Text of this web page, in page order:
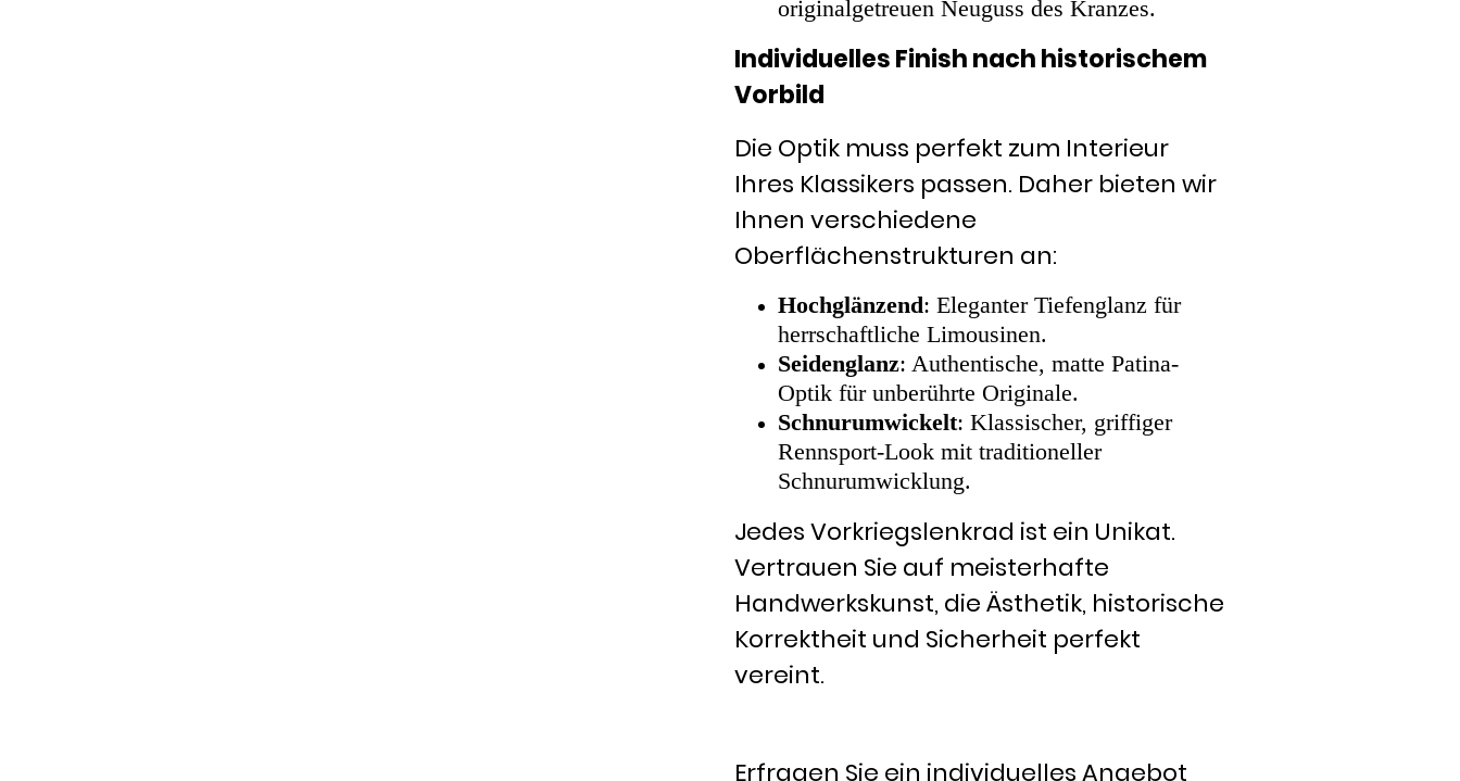
originalgetreuen Neuguss des Kranzes.
Individuelles Finish nach historischem
Vorbild
Die Optik muss perfekt zum Interieur
Ihres Klassikers passen. Daher bieten wir
Ihnen verschiedene
Oberflächenstrukturen an:
Hochglänzend: Eleganter Tiefenglanz für
herrschaftliche Limousinen.
Seidenglanz: Authentische, matte Patina-
Optik für unberührte Originale.
Schnurumwickelt: Klassischer, griffiger
Rennsport-Look mit traditioneller
Schnurumwicklung.
Jedes Vorkriegslenkrad ist ein Unikat.
Vertrauen Sie auf meisterhafte
Handwerkskunst, die Ästhetik, historische
Korrektheit und Sicherheit perfekt
vereint.
Erfragen Sie ein individuelles Angebot